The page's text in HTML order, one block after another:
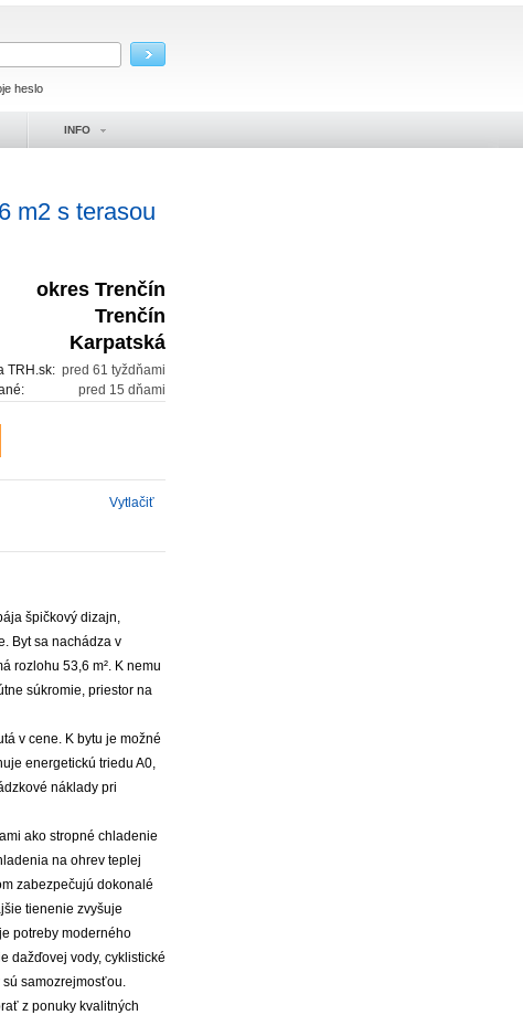
heslo
INFO
m2 s terasou
okres Trenčín
Trenčín
Karpatská
pred 61 tyždňami
TRH.sk:
pred 15 dňami
Vytlačiť
špičkový dizajn,
Byt sa nachádza v
rozlohu 53,6 m². K nemu
súkromie, priestor na
v cene. K bytu je možné
energetickú triedu A0,
náklady pri
ako stropné chladenie
na ohrev teplej
zabezpečujú dokonalé
tienenie zvyšuje
potreby moderného
dažďovej vody, cyklistické
samozrejmosťou.
z ponuky kvalitných